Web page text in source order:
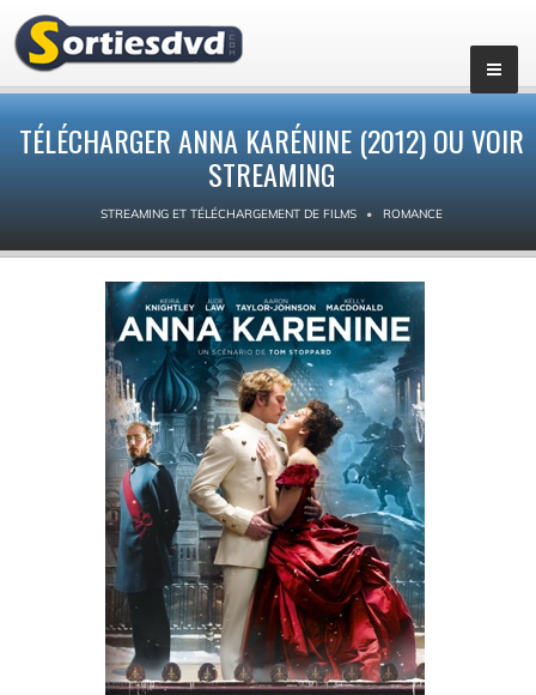
TÉLÉCHARGER ANNA KARÉNINE (2012) OU VOIR
STREAMING
STREAMING ET TÉLÉCHARGEMENT DE FILMS ROMANCE